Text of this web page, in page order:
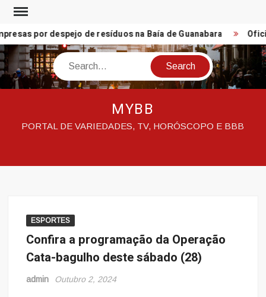
Skip
contentpor despejo de resíduos na Baía de Guanabara
Search
MYBB
PORTAL DE VARIEDADES, TV, HORÓSCOPO E BBB
ESPORTES
Confira a programação da Operação
Cata-bagulho deste sábado (28)
admin Outubro 2, 2024